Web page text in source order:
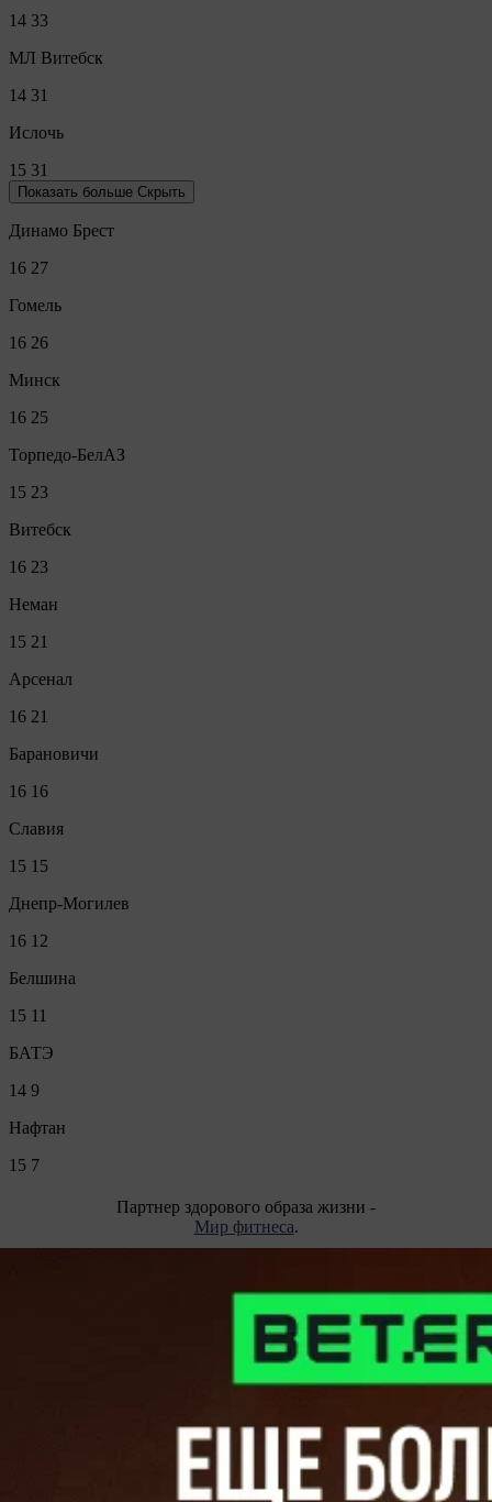
14 33
МЛ Витебск
14 31
Ислочь
15 31
Показать больше Скрыть
Динамо Брест
16 27
Гомель
16 26
Минск
16 25
Торпедо-БелАЗ
15 23
Витебск
16 23
Неман
15 21
Арсенал
16 21
Барановичи
16 16
Славия
15 15
Днепр-Могилев
16 12
Белшина
15 11
БАТЭ
14 9
Нафтан
15 7
Партнер здорового образа жизни -
Мир фитнеса.
Подпишитесь на каналы и будьте в курсе последних
Telegram
Vkontakte